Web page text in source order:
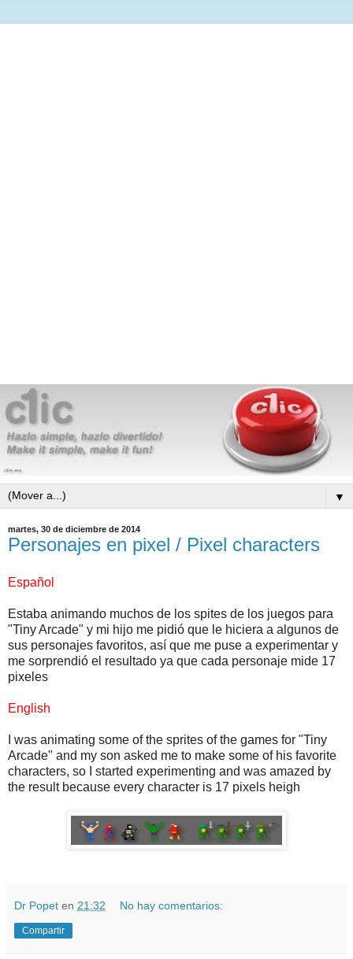
▼
martes, 30 de diciembre de 2014
Personajes en pixel / Pixel characters
Español
Estaba animando muchos de los spites de los juegos para
"Tiny Arcade" y mi hijo me pidió que le hiciera a algunos de
sus personajes favoritos, así que me puse a experimentar y
me sorprendió el resultado ya que cada personaje mide 17
pixeles
English
I was animating some of the sprites of the games for "Tiny
Arcade" and my son asked me to make some of his favorite
characters, so I started experimenting and was amazed by
the result because every character is 17 pixels heigh
Dr Popet en 21:32 No hay comentarios:
Compartir